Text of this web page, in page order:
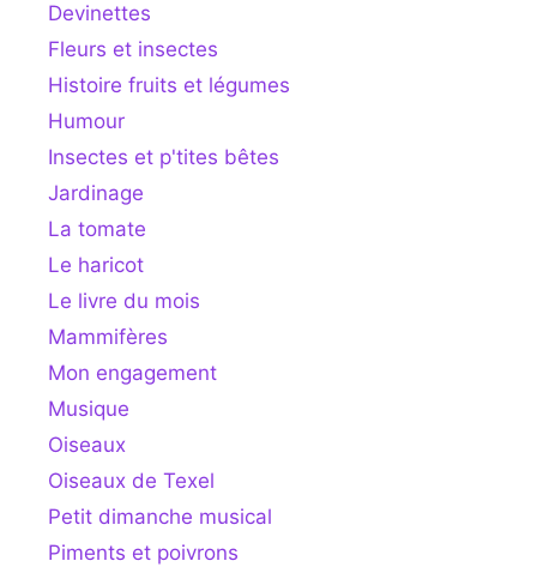
Devinettes
Fleurs et insectes
Histoire fruits et légumes
Humour
Insectes et p'tites bêtes
Jardinage
La tomate
Le haricot
Le livre du mois
Mammifères
Mon engagement
Musique
Oiseaux
Oiseaux de Texel
Petit dimanche musical
Piments et poivrons